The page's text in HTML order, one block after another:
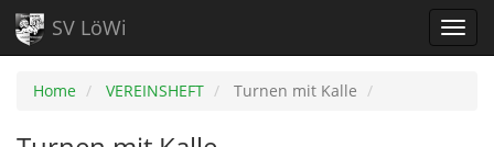
SV LöWi
Home VEREINSHEFT Turnen mit Kalle